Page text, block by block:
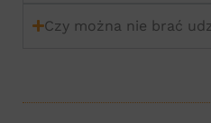
Czy można nie brać